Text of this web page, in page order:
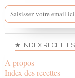
★ INDEX RECETTES
A propos
Index des recettes